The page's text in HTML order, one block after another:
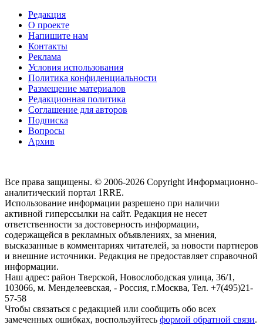
Редакция
О проекте
Напишите нам
Контакты
Реклама
Условия использования
Политика конфиденциальности
Размещение материалов
Редакционная политика
Соглашение для авторов
Подписка
Вопросы
Архив
Все права защищены. © 2006-2026 Copyright Информационно-
аналитический портал 1RRE.
Использование информации разрешено при наличии
активной гиперссылки на сайт. Редакция не несет
ответственности за достоверность информации,
содержащейся в рекламных объявлениях, за мнения,
высказанные в комментариях читателей, за новости партнеров
и внешние источники. Редакция не предоставляет справочной
информации.
Наш адрес: район Тверской, Новослободская улица, 36/1 ,
103066, м. Менделеевская, - Россия, г.Москва, Тел. +7(495)21-
57-58
Чтобы связаться с редакцией или сообщить обо всех
замеченных ошибках, воспользуйтесь формой обратной связи.